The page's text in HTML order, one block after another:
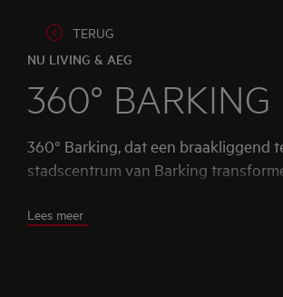
TERUG
NU LIVING & AEG
360° BARKING
360° Barking, dat een braakliggend
stadscentrum van Barking
woonwijk Barking. Ontwikkeld door
Lees meer